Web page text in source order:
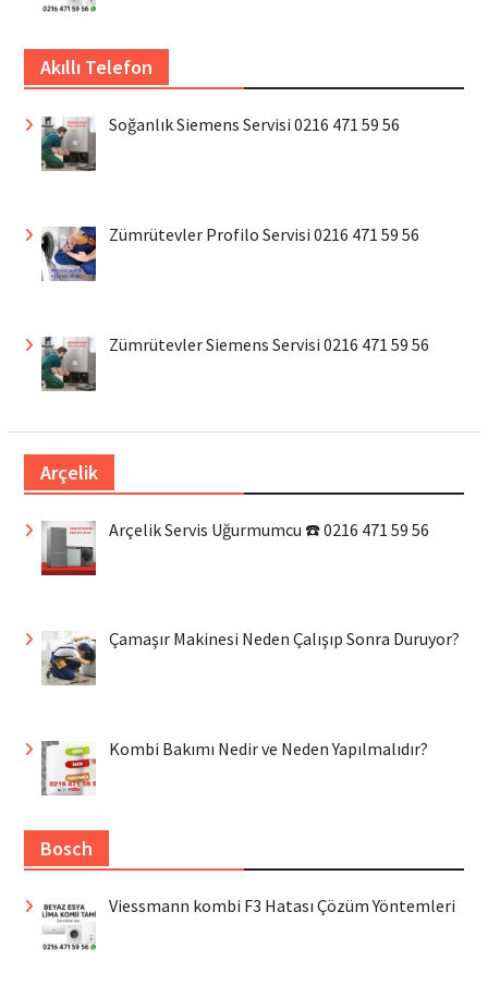
Akıllı Telefon
Soğanlık Siemens Servisi 0216 471 59 56
Zümrütevler Profilo Servisi 0216 471 59 56
Zümrütevler Siemens Servisi 0216 471 59 56
Arçelik
Arçelik Servis Uğurmumcu ☎️ 0216 471 59 56
Çamaşır Makinesi Neden Çalışıp Sonra Duruyor?
Kombi Bakımı Nedir ve Neden Yapılmalıdır?
Bosch
Viessmann kombi F3 Hatası Çözüm Yöntemleri